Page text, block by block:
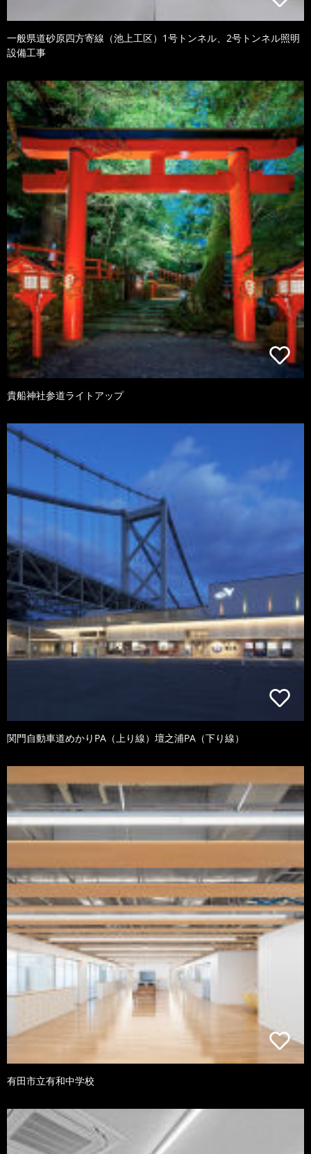
一般県道砂原四方寄線（池上工区）1号トンネル、2号トンネル照明
設備工事
貴船神社参道ライトアップ
関門自動車道めかりPA（上り線）壇之浦PA（下り線）
有田市立有和中学校